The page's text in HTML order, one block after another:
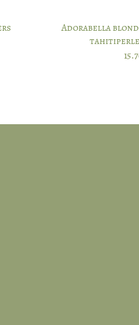
Adorabella
tahitiperle